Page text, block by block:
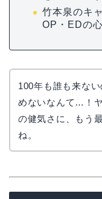
竹本泉のキ
OP・EDの
100年も誰も来な
めないなんて…！
の健気さに、もう
ね。